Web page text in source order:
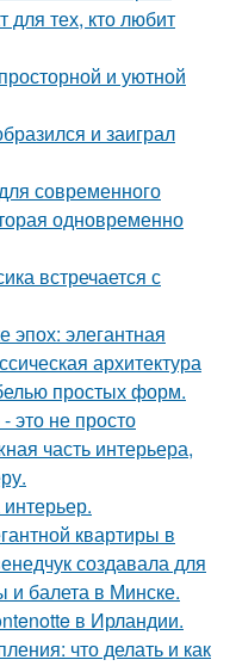
для тех, кто любит
и уютной
и заиграл
современного
одновременно
встречается с
элегантная
архитектура
простых форм.
это не просто
часть интерьера,
квартиры в
создавала для
и балета в Минске.
в Ирландии.
что делать и как